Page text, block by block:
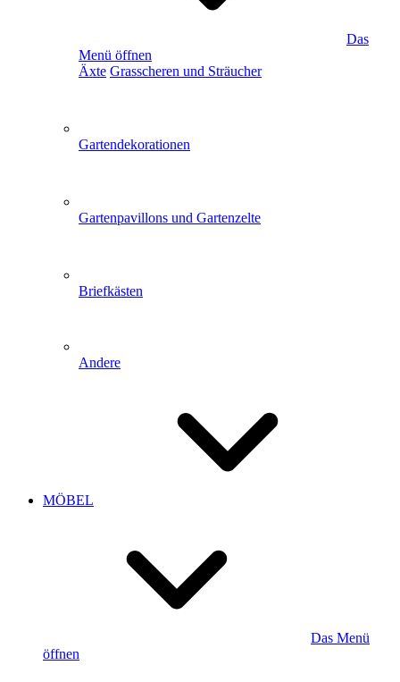
Das
Menü öffnen
Äxte Grasscheren und Sträucher
Gartendekorationen
Gartenpavillons und Gartenzelte
Briefkästen
Andere
MÖBEL
Das Menü
öffnen